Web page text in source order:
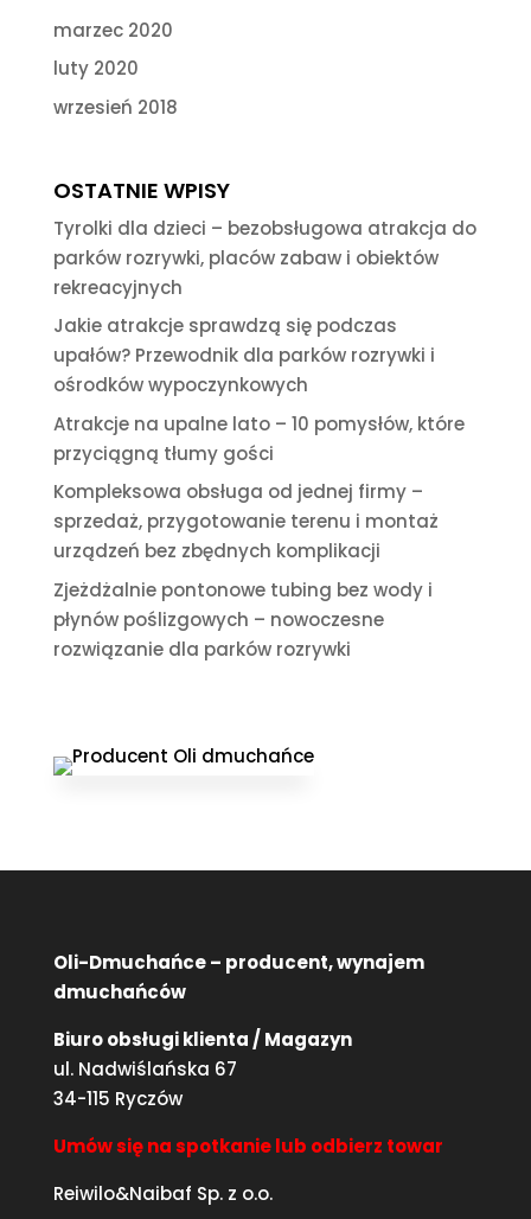
marzec 2020
luty 2020
wrzesień 2018
OSTATNIE WPISY
Tyrolki dla dzieci – bezobsługowa atrakcja do
parków rozrywki, placów zabaw i obiektów
rekreacyjnych
Jakie atrakcje sprawdzą się podczas
upałów? Przewodnik dla parków rozrywki i
ośrodków wypoczynkowych
Atrakcje na upalne lato – 10 pomysłów, które
przyciągną tłumy gości
Kompleksowa obsługa od jednej firmy –
sprzedaż, przygotowanie terenu i montaż
urządzeń bez zbędnych komplikacji
Zjeżdżalnie pontonowe tubing bez wody i
płynów poślizgowych – nowoczesne
rozwiązanie dla parków rozrywki
Oli-Dmuchańce – producent, wynajem
dmuchańców
Biuro obsługi klienta / Magazyn
ul. Nadwiślańska 67
34-115 Ryczów
Umów się na spotkanie lub odbierz towar
Reiwilo&Naibaf Sp. z o.o.